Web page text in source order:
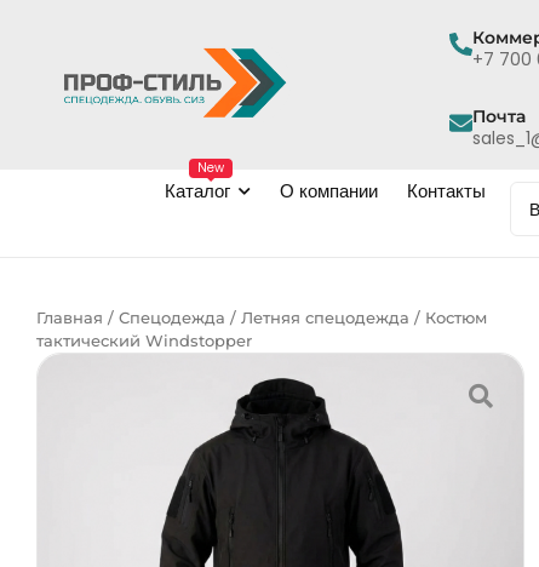
+7 700
Почта
Каталог
New
О компании Контакты
Главная / Спецодежда / Летняя спецодежда / Костюм
тактический Windstopper